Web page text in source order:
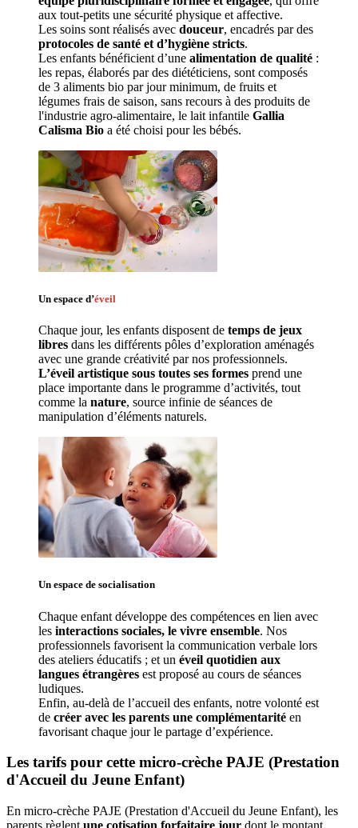
aux tout-petits une sécurité physique et affective.
Les soins sont réalisés avec douceur
protocoles de santé et d’hygiène stricts.
Les enfants bénéficient d’une alimentation de qualité :
les repas, élaborés par des diététiciens, sont composés
de 3 aliments bio par jour minimum, de fruits et
légumes frais de saison, sans recours à des produits de
l'industrie agro-alimentaire, le lait infantile Gallia
Calisma Bio a été choisi pour les bébés.
Un espace d’éveil
Chaque jour, les enfants disposent de temps de jeux
libres dans les différents pôles d’exploration aménagés
L’éveil artistique sous toutes ses formes prend une
place importante dans le programme d’activités, tout
comme la nature, source infinie de séances de
manipulation d’éléments naturels.
Un espace de socialisation
Chaque enfant développe des compétences en lien avec
les interactions sociales, le vivre ensemble. Nos
professionnels favorisent la communication verbale lors
des ateliers éducatifs ; et un éveil quotidien aux
langues étrangères est proposé au cours de séances
ludiques.
Enfin, au-delà de l’accueil des enfants, notre volonté est
de créer avec les parents une complémentarité en
favorisant chaque jour le partage d’expérience.
Les tarifs pour cette micro-crèche PAJE (Prestation
d'Accueil du Jeune Enfant)
En micro-crèche PAJE (Prestation d'Accueil du Jeune Enfant), les
parents règlent une cotisation forfaitaire jour dont le montant